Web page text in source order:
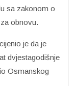
sa zakonom o
obnovu.
je da je
dvjestagodišnje
Osmanskog